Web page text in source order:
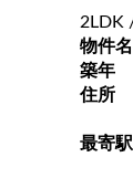
2LDK
物件名
築年
住所
最寄駅